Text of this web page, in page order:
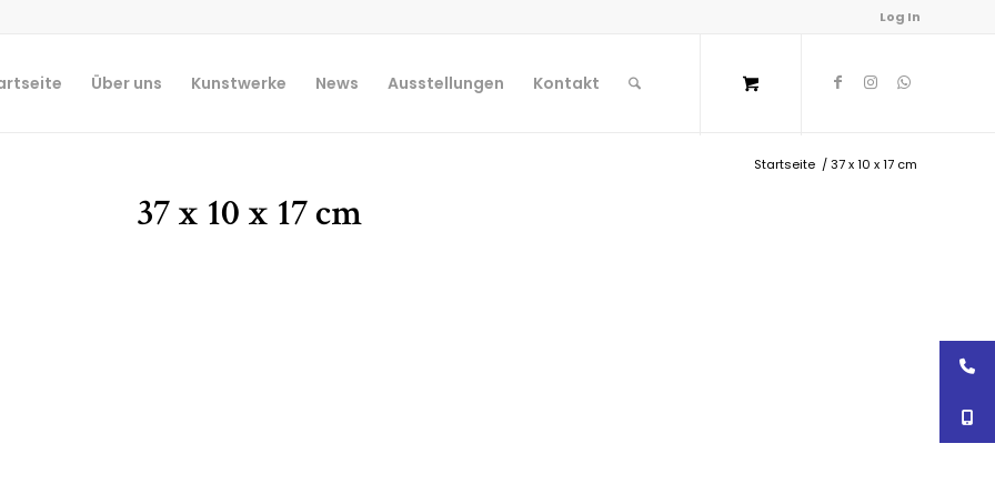
Log In
Über uns Kunstwerke News Ausstellungen Kontakt
Startseite /37 x 10 x 17 cm
37 x 10 x 17 cm